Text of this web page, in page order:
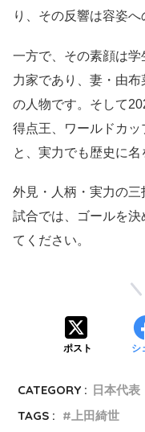
り、その反響は容姿へ
一方で、その素顔は
力家であり、妻・由
の人物です。そして
得点王、ワールドカ
と、実力でも歴史に名
外見・人柄・実力の
試合では、ゴールを
てください。
ポスト シ
CATEGORY : 日本代表
TAGS :
上田綺世